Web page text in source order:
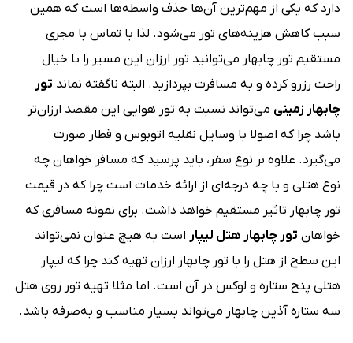
دارد که یکی از مهم‌ترین آن‌ها حذف واسطه‌ها است که همین
سبب کاهش هزینه‌های تور می‌شود. لذا با تماس با مجری
مستقیم تور چابهار می‌توانید تور ارزان این مسیر را با خیال
راحت رزرو کرده و به مسافرت بپردازید. البته ناگفته نماند تور
چابهار زمینی می‌تواند نسبت به تور هوایی این مقصد ارزان‌تر
باشد چرا که اصولا با وسایل نقلیه اتوبوس و قطار صورت
می‌گیرد. علاوه بر نوع سفر، باید پرسید که مسافر خواهان چه
نوع هتلی و با چه درجه‌ای از ارائه خدمات است چرا که در قیمت
تور چابهار تاثیر مستقیم خواهد داشت. برای نمونه مسافری که
خواهان تور چابهار هتل لیپار است به هیچ عنوان نمی‌تواند
این سطح از هتل را با تور چابهار ارزان تهیه کند چرا که لیپار
هتلی پنج ستاره و لوکس در آن است. اما مثلا تهیه تور روی هتل
سه ستاره آذین چابهار می‌تواند بسیار مناسب و به‌صرفه باشد.